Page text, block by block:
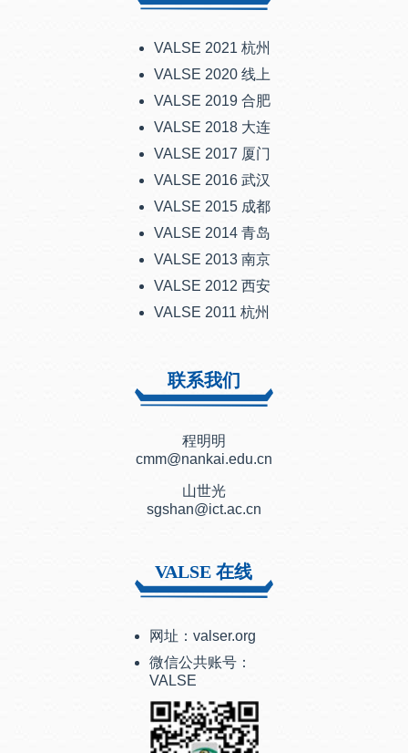
VALSE 2021 杭州
VALSE 2020 线上
VALSE 2019 合肥
VALSE 2018 大连
VALSE 2017 厦门
VALSE 2016 武汉
VALSE 2015 成都
VALSE 2014 青岛
VALSE 2013 南京
VALSE 2012 西安
VALSE 2011 杭州
联系我们
程明明
cmm@nankai.edu.cn
山世光
sgshan@ict.ac.cn
VALSE 在线
网址：valser.org
微信公共账号：
VALSE